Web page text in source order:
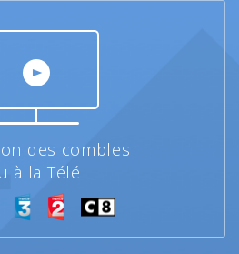
des combles
à la Télé